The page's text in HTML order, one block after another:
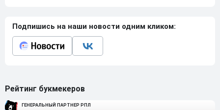
Подпишись на наши новости одним кликом:
Рейтинг букмекеров
ГЕНЕРАЛЬНЫЙ ПАРТНЕР РПЛ